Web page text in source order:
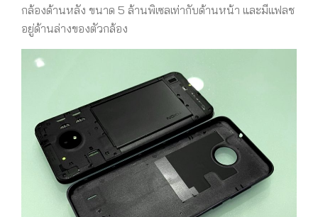
กล้องด้านหลัง ขนาด 5 ล้านพิเซลเท่ากับด้านหน้า และมีแฟลช
อยู่ด้านล่างของตัวกล้อง